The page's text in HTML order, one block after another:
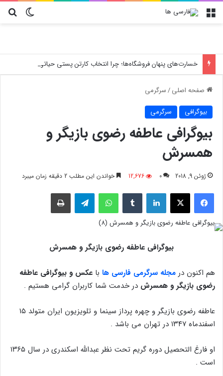
تغییر منو
خسارت‌های پنهان فروشگاه‌ها؛ چرا انتخاب کارتن پستی حیاتی است؟
صفحه اصلی/سرگرمی
بیوگرافی سرگرمی
بیوگرافی عاطفه رضوی بازیگر و
همسرش
ژوئن 9, 2018 0
12,676 خواندن این مطلب 2 دقیقه زمان میبرد
فیسبوک لینکدین واتس آپ
بیوگرافی عاطفه رضوی بازیگر و همسرش
هم اکنون در مجله سرگرمی فارسی ها با عکس و بیوگرافی عاطفه
رضوی بازیگر و همسرش در خدمت شما کاربران گرامی هستیم .
عاطفه رضوی بازیگر و چهره پرداز سینما و تلویزیون ایران متولد ۱۵
اسفندماه ۱۳۴۷ در تهران می باشد .
او فارغ التحصیل دوره گریم تحت نظر عبدالله اسکندری در سال ۱۳۶۵
است .